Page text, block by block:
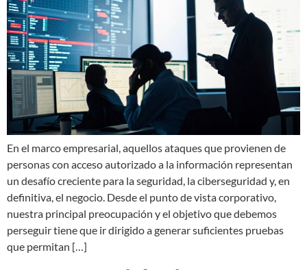
En el marco empresarial, aquellos ataques que provienen de
personas con acceso autorizado a la información representan
un desafío creciente para la seguridad, la ciberseguridad y, en
definitiva, el negocio. Desde el punto de vista corporativo,
nuestra principal preocupación y el objetivo que debemos
perseguir tiene que ir dirigido a generar suficientes pruebas
que permitan […]